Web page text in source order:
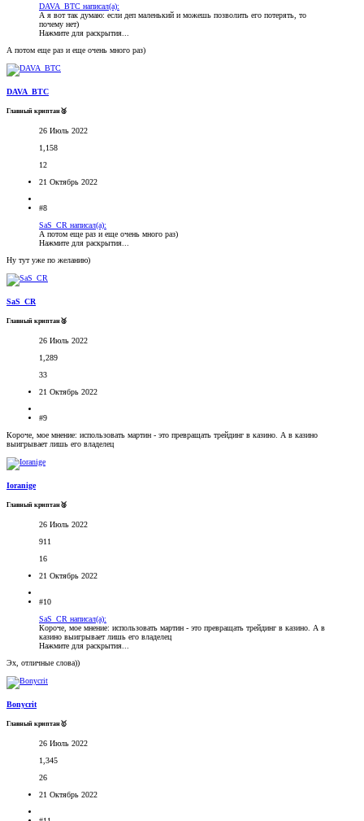
DAVA_BTC написал(а):
А я вот так думаю: если деп маленький и можешь позволить его потерять, то
почему нет)
Нажмите для раскрытия...
А потом еще раз и еще очень много раз)
DAVA_BTC
Главный криптан🥈
26 Июль 2022
1,158
12
21 Октябрь 2022
#8
SaS_CR написал(а):
А потом еще раз и еще очень много раз)
Нажмите для раскрытия...
Ну тут уже по желанию)
SaS_CR
Главный криптан🥈
26 Июль 2022
1,289
33
21 Октябрь 2022
#9
Короче, мое мнение: использовать мартин - это превращать трейдинг в казино. А в казино
выигрывает лишь его владелец
Ioranige
Главный криптан🥈
26 Июль 2022
911
16
21 Октябрь 2022
#10
SaS_CR написал(а):
Короче, мое мнение: использовать мартин - это превращать трейдинг в казино. А в
казино выигрывает лишь его владелец
Нажмите для раскрытия...
Эх, отличные слова))
Bonycrit
Главный криптан🥇
26 Июль 2022
1,345
26
21 Октябрь 2022